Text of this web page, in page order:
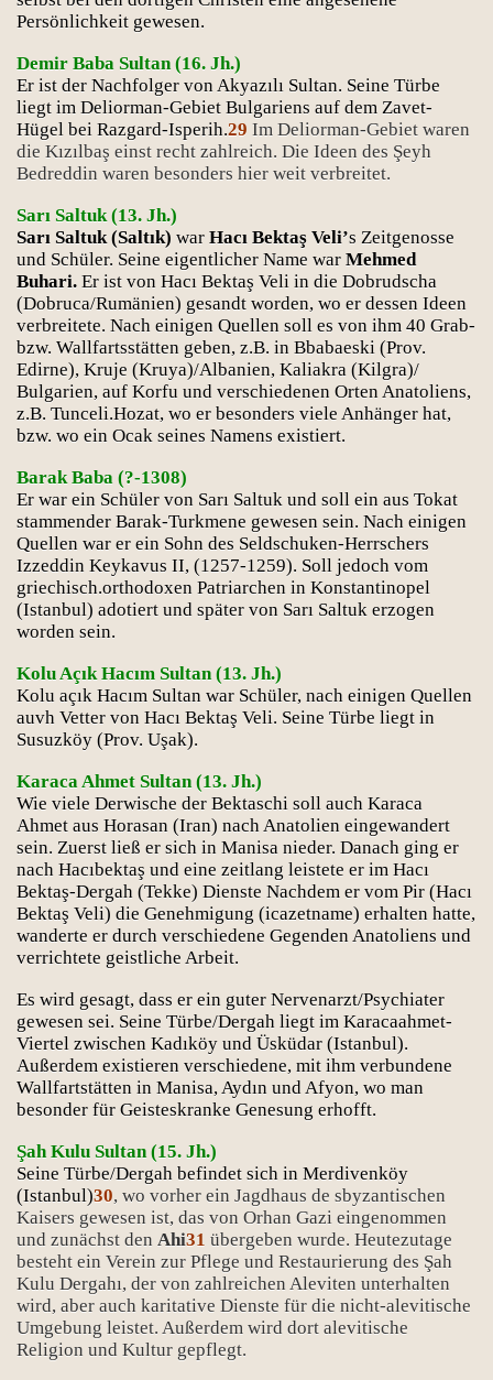
Persönlichkeit gewesen.
Demir Baba Sultan (16. Jh.)
Er ist der Nachfolger von Akyazılı Sultan. Seine Türbe
liegt im Deliorman-Gebiet Bulgariens auf dem Zavet-
Hügel bei Razgard-Isperih.29 Im Deliorman-Gebiet waren
die Kızılbaş einst recht zahlreich. Die Ideen des Şeyh
Bedreddin waren besonders hier weit verbreitet.
Sarı Saltuk (13. Jh.)
Sarı Saltuk (Saltık) war Hacı Bektaş Veli’s Zeitgenosse
und Schüler. Seine eigentlicher Name war Mehmed
Buhari. Er ist von Hacı Bektaş Veli in die Dobrudscha
(Dobruca/Rumänien) gesandt worden, wo er dessen Ideen
verbreitete. Nach einigen Quellen soll es von ihm 40 Grab-
bzw. Wallfartsstätten geben, z.B. in Bbabaeski (Prov.
Edirne), Kruje (Kruya)/Albanien, Kaliakra (Kilgra)/
Bulgarien, auf Korfu und verschiedenen Orten Anatoliens,
z.B. Tunceli.Hozat, wo er besonders viele Anhänger hat,
bzw. wo ein Ocak seines Namens existiert.
Barak Baba (?-1308)
Er war ein Schüler von Sarı Saltuk und soll ein aus Tokat
stammender Barak-Turkmene gewesen sein. Nach einigen
Quellen war er ein Sohn des Seldschuken-Herrschers
Izzeddin Keykavus II, (1257-1259). Soll jedoch vom
griechisch.orthodoxen Patriarchen in Konstantinopel
(Istanbul) adotiert und später von Sarı Saltuk erzogen
worden sein.
Kolu Açık Hacım Sultan (13. Jh.)
Kolu açık Hacım Sultan war Schüler, nach einigen Quellen
auvh Vetter von Hacı Bektaş Veli. Seine Türbe liegt in
Susuzköy (Prov. Uşak).
Karaca Ahmet Sultan (13. Jh.)
Wie viele Derwische der Bektaschi soll auch Karaca
Ahmet aus Horasan (Iran) nach Anatolien eingewandert
sein. Zuerst ließ er sich in Manisa nieder. Danach ging er
nach Hacıbektaş und eine zeitlang leistete er im Hacı
Bektaş-Dergah (Tekke) Dienste Nachdem er vom Pir (Hacı
Bektaş Veli) die Genehmigung (icazetname) erhalten hatte,
wanderte er durch verschiedene Gegenden Anatoliens und
verrichtete geistliche Arbeit.
Es wird gesagt, dass er ein guter Nervenarzt/Psychiater
gewesen sei. Seine Türbe/Dergah liegt im Karacaahmet-
Viertel zwischen Kadıköy und Üsküdar (Istanbul).
Außerdem existieren verschiedene, mit ihm verbundene
Wallfartstätten in Manisa, Aydın und Afyon, wo man
besonder für Geisteskranke Genesung erhofft.
Şah Kulu Sultan (15. Jh.)
Seine Türbe/Dergah befindet sich in Merdivenköy
(Istanbul)30, wo vorher ein Jagdhaus de sbyzantischen
Kaisers gewesen ist, das von Orhan Gazi eingenommen
und zunächst den Ahi31 übergeben wurde. Heutezutage
besteht ein Verein zur Pflege und Restaurierung des Şah
Kulu Dergahı, der von zahlreichen Aleviten unterhalten
wird, aber auch karitative Dienste für die nicht-alevitische
Umgebung leistet. Außerdem wird dort alevitische
Religion und Kultur gepflegt.